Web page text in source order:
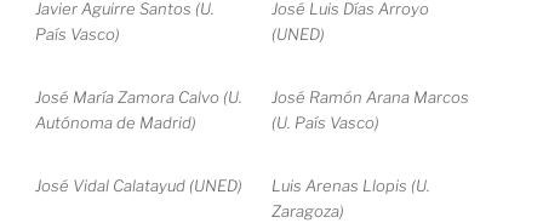
Javier Aguirre Santos (U.
País Vasco)
José Luis Días Arroyo
(UNED)
José María Zamora Calvo (U.
Autónoma de Madrid)
José Ramón Arana Marcos
(U. País Vasco)
José Vidal Calatayud (UNED)
Luis Arenas Llopis (U.
Zaragoza)